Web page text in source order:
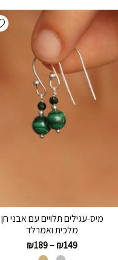
מיס-עגילים תלויים עם אבני חן
מלכית ואמרלד
₪149
–
₪189